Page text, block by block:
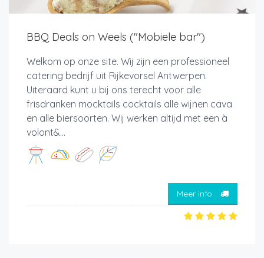
BBQ Deals on Weels ("Mobiele bar")
Welkom op onze site. Wij zijn een professioneel
catering bedrijf uit Rijkevorsel Antwerpen.
Uiteraard kunt u bij ons terecht voor alle
frisdranken mocktails cocktails alle wijnen cava
en alle biersoorten. Wij werken altijd met een à
volont&...
Meer info